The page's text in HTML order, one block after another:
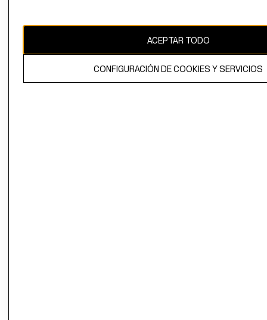
El contenido de esta página web está protegido por copyright y es
propiedad de H&M Hennes & Mauritz AB.
ACEPTAR TODO
CONFIGURACIÓN DE COOKIES Y SERVICIOS